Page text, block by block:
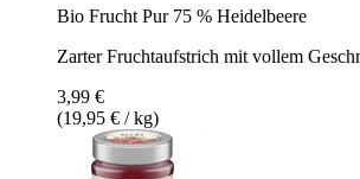
Bio Frucht Pur 75 % Heidelbeere
Zarter Fruchtaufstrich mit vollem
3,99 €
(19,95 € / kg)